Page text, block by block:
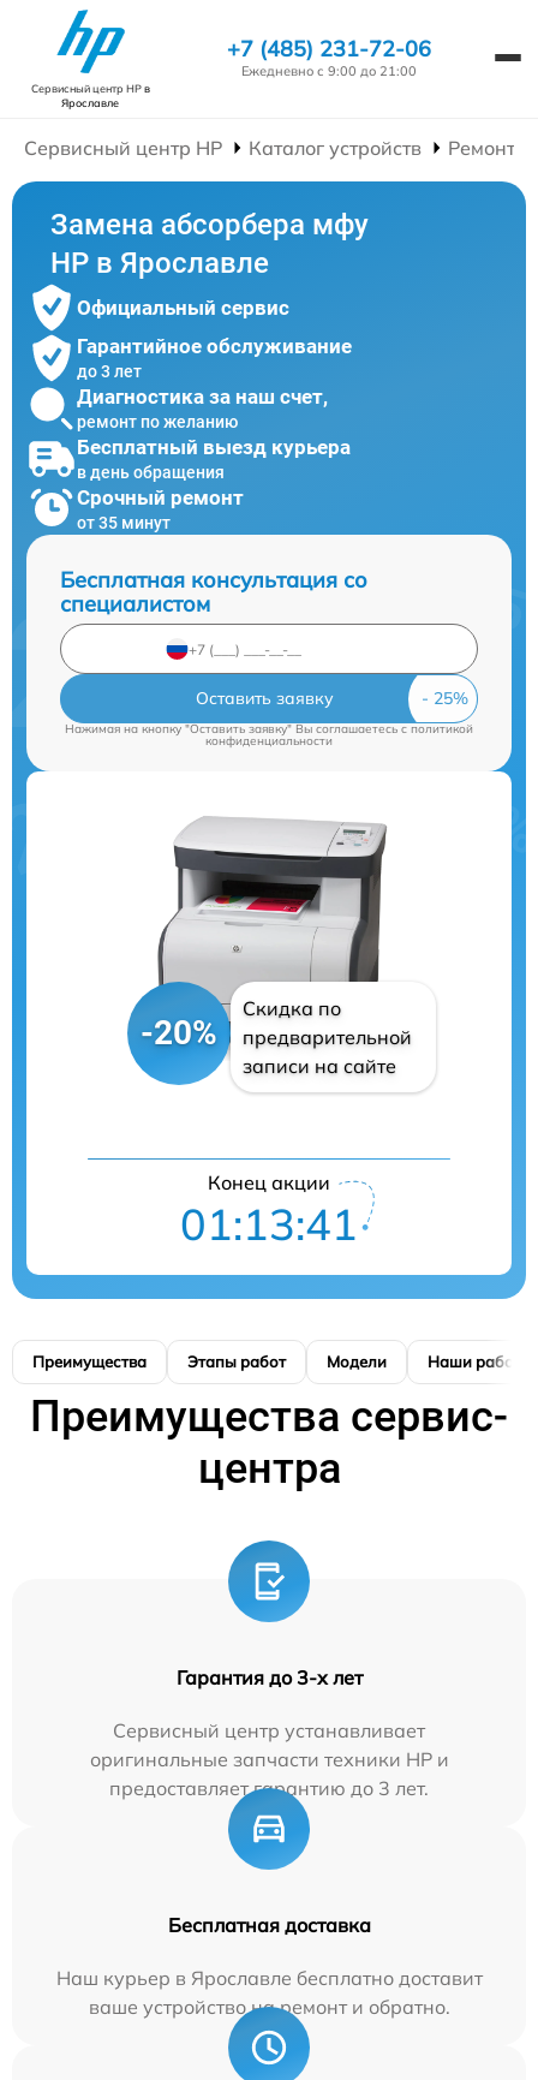
Сервисный центр HPв
Ярославле
+7 (485) 231-72-06
Ежедневно с 9:00 до 21:00
Сервисный центр HP Каталог устройств Ремонт
Замена абсорбера мфу
HP в Ярославле
Официальный сервис
Гарантийное обслуживание
до 3 лет
Диагностика за наш счет,
ремонт по желанию
Бесплатный выезд курьера
в день обращения
Срочный ремонт
от 35 минут
Бесплатная консультация со
специалистом
Оставить заявку
Нажимая на кнопку "Оставить заявку" Вы соглашаетесь cполитикой
конфиденциальности
-20%
Скидка по
предварительной
записи на сайте
Конец акции
01:13:41
Преимущества Этапы работ Модели Наши работы
Преимущества сервис-
центра
Гарантия до 3-х лет
Сервисный центр устанавливает
оригинальные запчасти техники HP и
предоставляет гарантию до 3 лет.
Бесплатная доставка
Наш курьер в Ярославле бесплатно доставит
ваше устройство на ремонт и обратно.